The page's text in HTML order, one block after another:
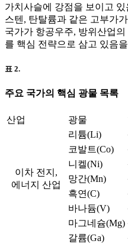
가치사슬에 강점을 보이고
스텐, 탄탈륨과 같은 고부가
국가가 항공우주, 방위산업
를 핵심 전략으로 삼고 있음
표 2.
주요 국가의 핵심 광물 목록
산업 광물
이차 전지,
에너지 산업
리튬(Li)
코발트(Co)
니켈(Ni)
망간(Mn)
흑연(C)
바나듐(V)
마그네슘(Mg)
갈륨(Ga)